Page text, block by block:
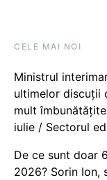
CELE MAI NOI
Ministrul
ultimelor discuții
mult
iulie / Sectorul
De ce sunt doar
2026? Sorin Ion,